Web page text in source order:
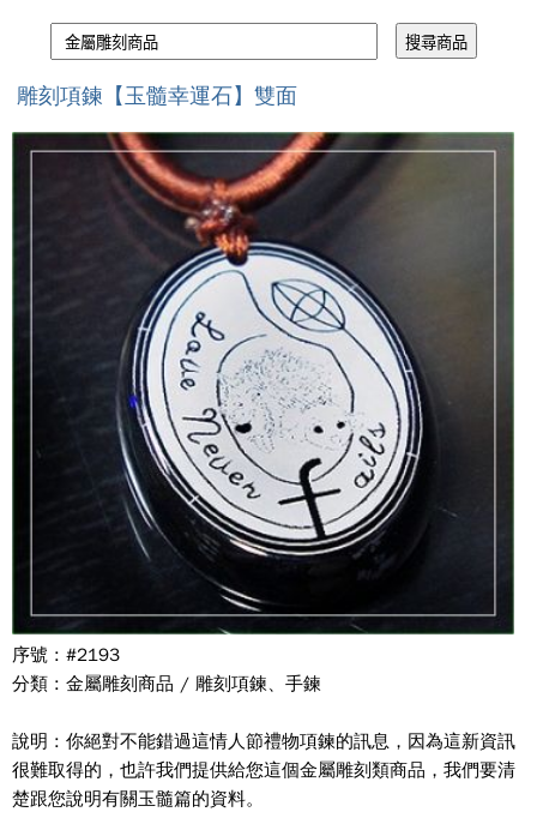
雕刻項鍊【玉髓幸運石】雙面
序號 : #2193
分類 : 金屬雕刻商品 / 雕刻項鍊、手鍊
說明 : 你絕對不能錯過這情人節禮物項鍊的訊息，因為這新資訊
很難取得的，也許我們提供給您這個金屬雕刻類商品，我們要清
楚跟您說明有關玉髓篇的資料。